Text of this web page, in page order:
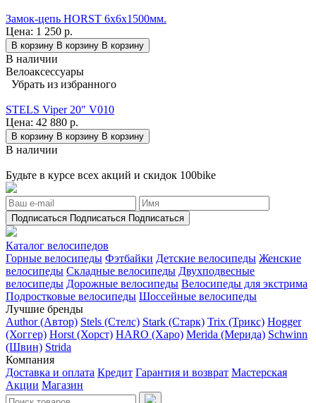
Замок-цепь HORST 6х6x1500мм.
Цена: 1 250 р.
В корзину В корзину В корзину
В наличии
Велоаксессуары
Убрать из избранного
STELS Viper 20" V010
Цена: 42 880 р.
В корзину В корзину В корзину
В наличии
Будьте в курсе всех акций и скидок 100bike
Подписаться Подписаться Подписаться
Каталог велосипедов
Горные велосипеды Фэтбайки Детские велосипеды Женские
велосипеды Складные велосипеды Двухподвесные
велосипеды Дорожные велосипеды Велосипеды для экстрима
Подростковые велосипеды Шоссейные велосипеды
Лучшие бренды
Author (Автор) Stels (Стелс) Stark (Старк) Trix (Трикс) Hogger
(Хоггер) Horst (Хорст) HARO (Харо) Merida (Мерида) Schwinn
(Швин) Strida
Компания
Доставка и оплата Кредит Гарантия и возврат Мастерская
Акции Магазин